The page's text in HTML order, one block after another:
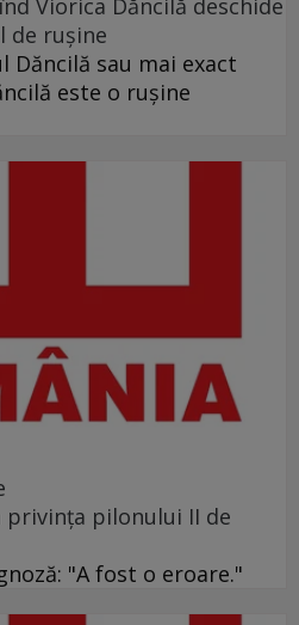
Viorica Dăncilă deschide
de ruşine
Dăncilă sau mai exact
este o ruşine
pilonului II de
"A fost o eroare."